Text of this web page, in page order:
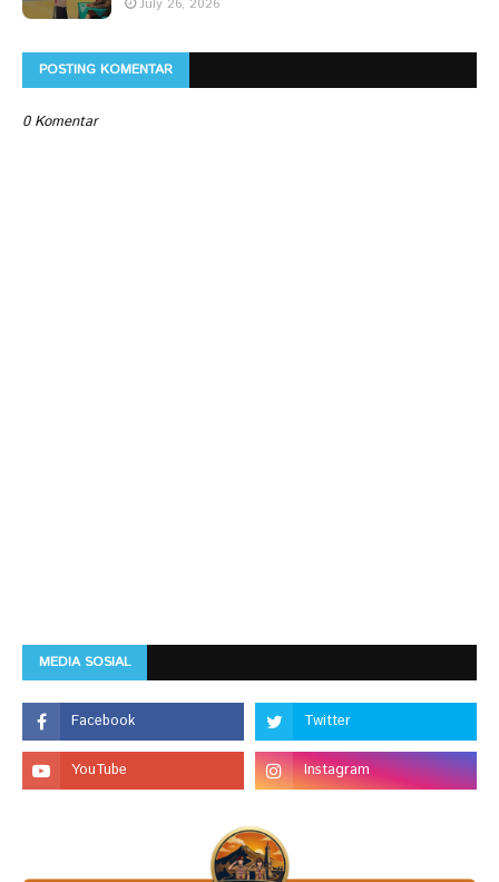
July 26, 2026
POSTING KOMENTAR
0 Komentar
MEDIA SOSIAL